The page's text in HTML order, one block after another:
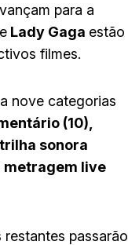
para a
e Lady Gaga estão
filmes.
nove categorias
(10),
sonora
metragem live
passarão